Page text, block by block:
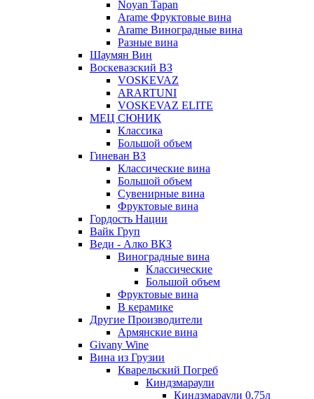
Noyan Tapan
Arame Фруктовые вина
Arame Виноградные вина
Разные вина
Шаумян Вин
Воскевазский ВЗ
VOSKEVAZ
ARARTUNI
VOSKEVAZ ELITE
МЕЦ СЮНИК
Классика
Большой объем
Гиневан ВЗ
Классические вина
Большой объем
Сувенирные вина
Фруктовые вина
Гордость Нации
Вайк Груп
Веди - Алко ВКЗ
Виноградные вина
Классические
Большой объем
Фруктовые вина
В керамике
Другие Производители
Армянские вина
Givany Wine
Вина из Грузии
Кварельский Погреб
Киндзмараули
Киндзмараули 0,75л